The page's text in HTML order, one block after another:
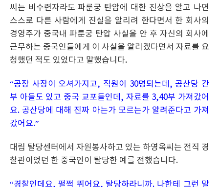
씨는 비수련자라도 파룬궁 탄압에 대한 진상을 알고 나면
스스로 다른 사람에게 진실을 알리려 한다면서 한 회사의
경영주가 중국내 파룬궁 탄압 사실을 안 후 자신의 회사에
근무하는 중국인들에게 이 사실을 알리겠다면서 자료를 요
청했던 적도 있었다고 말했습니다.
“공장 사장이 오셔가지고, 직원이 30명되는데, 공산당 간
부 아들도 있고 중국 교포들인데, 자료를 3,40부 가져갔어
요. 공산당에 대해 진짜 아는가 모르는가 알려준다고 가져
갔어요.”
대림 탈당센터에서 자원봉사하고 있는 하영옥씨는 전직 경
찰관이었던 한 중국인이 탈당한 예를 전했습니다.
“경찰인데요, 펄쩍 뛰어요, 탈당하라니까. 나한테 그런 말